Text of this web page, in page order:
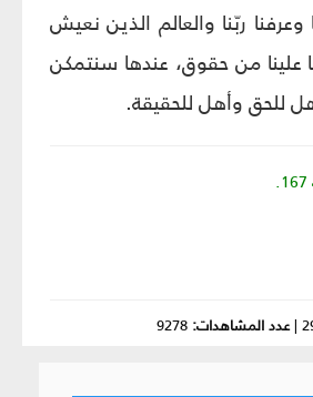
وعرفنا ربّنا والعالم الذين نعيش
علينا من حقوق، عندها سنتمكن
للحق وأهل للحقيقة.
|عدد المشاهدات: 9278